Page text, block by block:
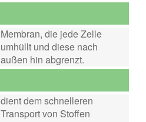
Membran, die jede Zelle
umhüllt und diese nach
außen hin abgrenzt.
dient dem schnelleren
Transport von Stoffen